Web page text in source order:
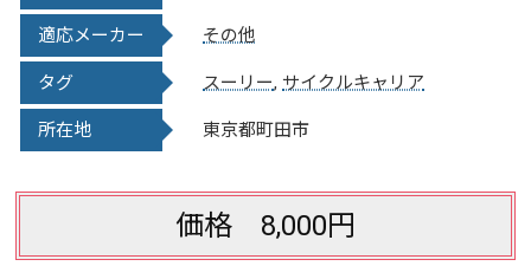
適応メーカー その他
タグ スーリー, サイクルキャリア
所在地 東京都町田市
価格 8,000円